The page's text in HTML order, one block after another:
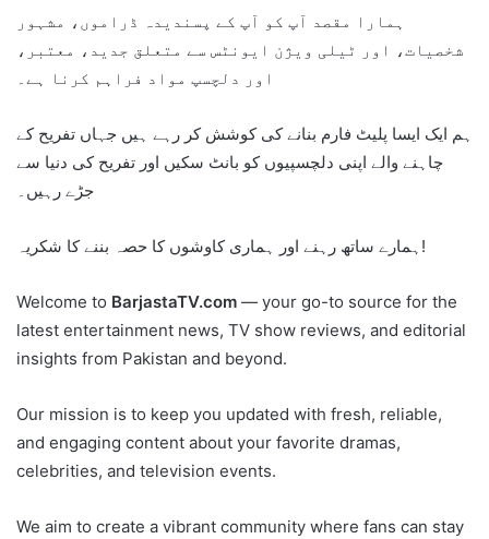
ہمارا مقصد آپ کو آپ کے پسندیدہ ڈراموں، مشہور
شخصیات، اور ٹیلی ویژن ایونٹس سے متعلق جدید، معتبر،
اور دلچسپ مواد فراہم کرنا ہے۔
ہم ایک ایسا پلیٹ فارم بنانے کی کوشش کر رہے ہیں جہاں تفریح کے
چاہنے والے اپنی دلچسپیوں کو بانٹ سکیں اور تفریح کی دنیا سے
جڑے رہیں۔
ہمارے ساتھ رہنے اور ہماری کاوشوں کا حصہ بننے کا شکریہ!
Welcome to BarjastaTV.com — your go-to source for the
latest entertainment news, TV show reviews, and editorial
insights from Pakistan and beyond.
Our mission is to keep you updated with fresh, reliable,
and engaging content about your favorite dramas,
celebrities, and television events.
We aim to create a vibrant community where fans can stay